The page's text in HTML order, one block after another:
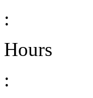
:
Hours
: